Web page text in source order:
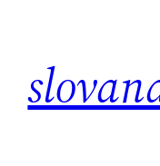
content